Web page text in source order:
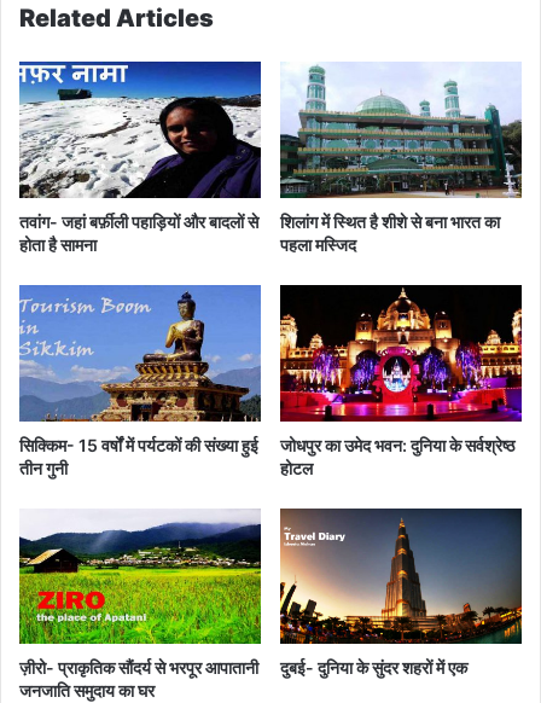
प्र
र
का
आ
रो
प
म
चा
र
ध
मा
के
,
को
ई
ता
ह
त
न
हीं
Related Articles
तवांग- जहां बर्फ़ीली पहाड़ियों और बादलों से
होता है सामना
शिलांग में स्थित है शीशे से बना भारत का
पहला मस्जिद
सिक्किम- 15 वर्षों में पर्यटकों की संख्या हुई
तीन गुनी
जोधपुर का उमेद भवन: दुनिया के सर्वश्रेष्ठ
होटल
ज़ीरो- प्राकृतिक सौंदर्य से भरपूर आपातानी
जनजाति समुदाय का घर
दुबई- दुनिया के सुंदर शहरों में एक